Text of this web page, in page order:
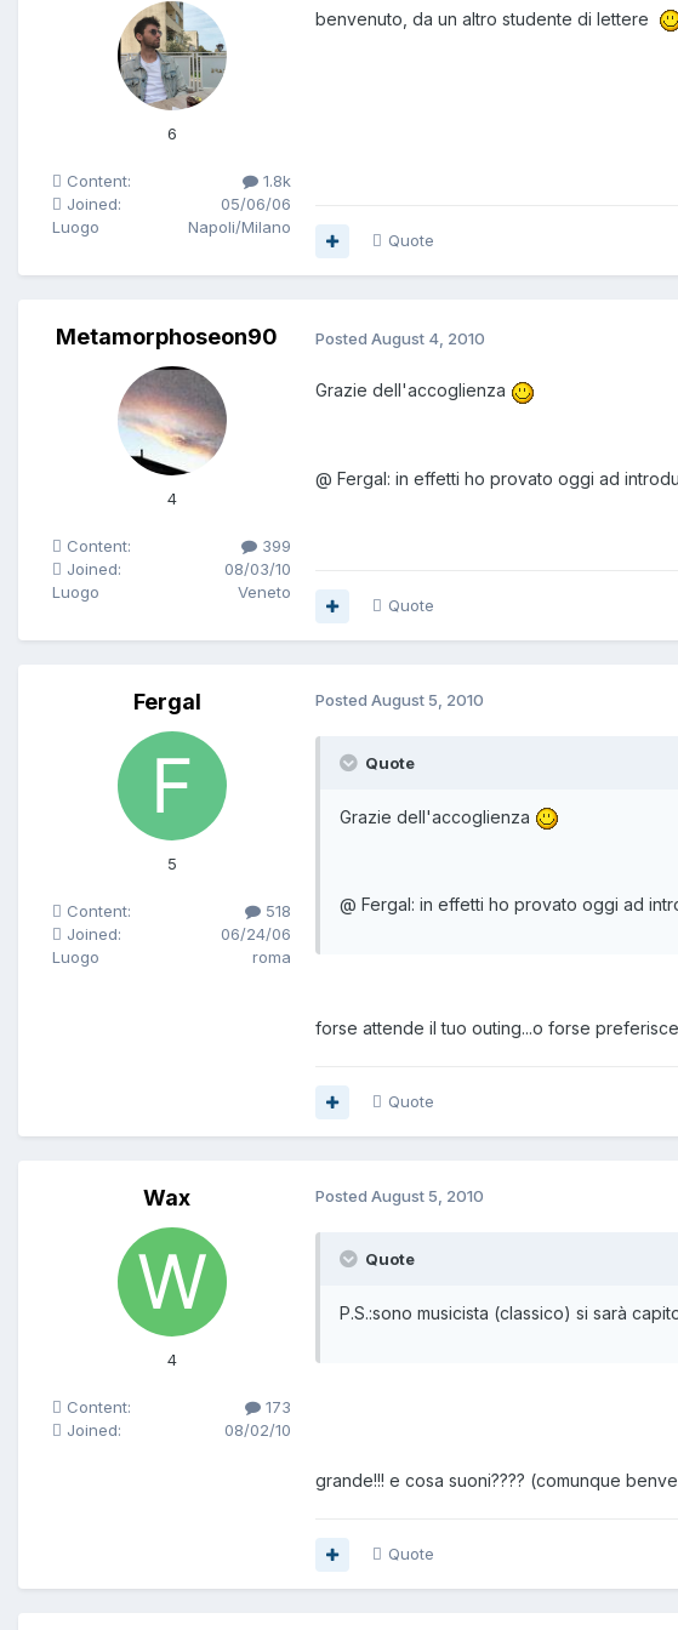
6
Content:
1.8k
Joined:
05/06/06
Luogo
Napoli/Milano
benvenuto, da un altro studente di lettere
Quote
Metamorphoseon90
4
Content:
399
Joined:
08/03/10
Luogo
Veneto
Posted August 4, 2010
Grazie dell'accoglienza
@ Fergal: in effetti ho provato oggi ad
Quote
Fergal
5
Content:
518
Joined:
06/24/06
Luogo
roma
Posted August 5, 2010
Quote
Grazie dell'accoglienza
@ Fergal: in effetti ho provato oggi ad
forse attende il tuo outing...o forse
Quote
Wax
4
Content:
173
Joined:
08/02/10
Posted August 5, 2010
Quote
P.S.:sono musicista (classico) si sarà
grande!!! e cosa suoni???? (comunque
Quote